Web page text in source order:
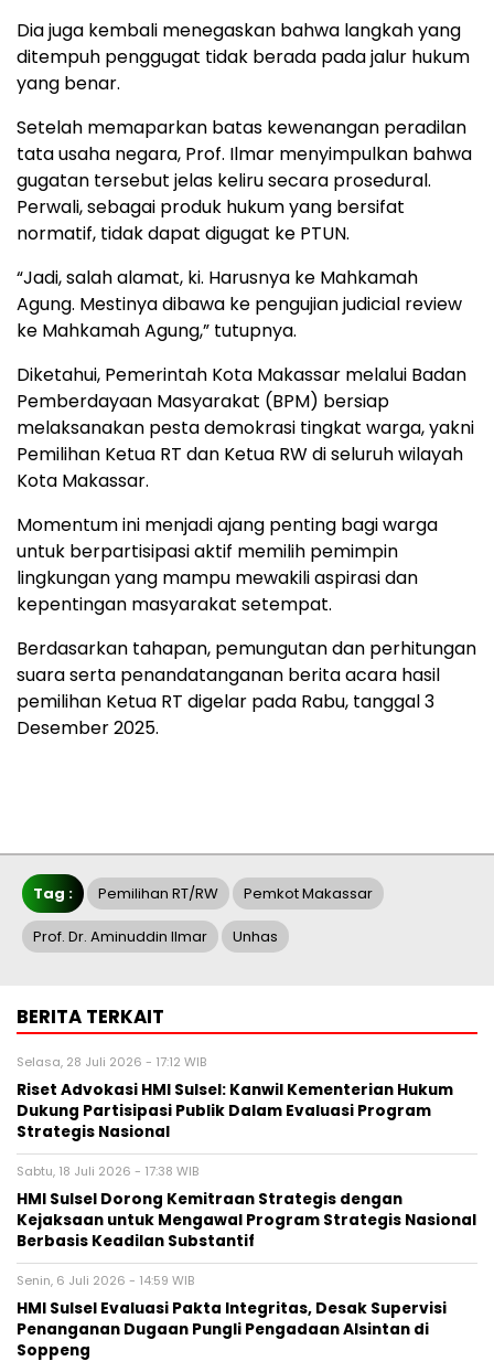
Dia juga kembali menegaskan bahwa langkah yang
ditempuh penggugat tidak berada pada jalur hukum
yang benar.
Setelah memaparkan batas kewenangan peradilan
tata usaha negara, Prof. Ilmar menyimpulkan bahwa
gugatan tersebut jelas keliru secara prosedural.
Perwali, sebagai produk hukum yang bersifat
normatif, tidak dapat digugat ke PTUN.
“Jadi, salah alamat, ki. Harusnya ke Mahkamah
Agung. Mestinya dibawa ke pengujian judicial review
ke Mahkamah Agung,” tutupnya.
Diketahui, Pemerintah Kota Makassar melalui Badan
Pemberdayaan Masyarakat (BPM) bersiap
melaksanakan pesta demokrasi tingkat warga, yakni
Pemilihan Ketua RT dan Ketua RW di seluruh wilayah
Kota Makassar.
Momentum ini menjadi ajang penting bagi warga
untuk berpartisipasi aktif memilih pemimpin
lingkungan yang mampu mewakili aspirasi dan
kepentingan masyarakat setempat.
Berdasarkan tahapan, pemungutan dan perhitungan
suara serta penandatanganan berita acara hasil
pemilihan Ketua RT digelar pada Rabu, tanggal 3
Desember 2025.
Tag : Pemilihan RT/RW Pemkot Makassar
Prof. Dr. Aminuddin Ilmar Unhas
BERITA TERKAIT
Selasa, 28 Juli 2026 - 17:12 WIB
Riset Advokasi HMI Sulsel: Kanwil Kementerian Hukum
Dukung Partisipasi Publik Dalam Evaluasi Program
Strategis Nasional
Sabtu, 18 Juli 2026 - 17:38 WIB
HMI Sulsel Dorong Kemitraan Strategis dengan
Kejaksaan untuk Mengawal Program Strategis Nasional
Berbasis Keadilan Substantif
Senin, 6 Juli 2026 - 14:59 WIB
HMI Sulsel Evaluasi Pakta Integritas, Desak Supervisi
Penanganan Dugaan Pungli Pengadaan Alsintan di
Soppeng